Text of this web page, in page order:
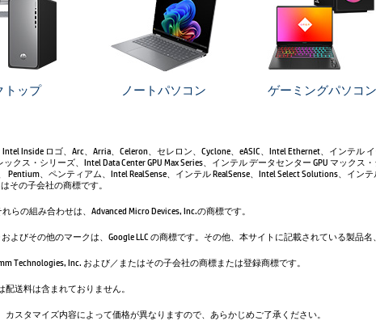
トップ ノートパソコン ゲーミングパソコン
Inside ロゴ、Arc、Arria、Celeron、セレロン、Cyclone、eASIC、Intel Ethernet、インテル
クス・シリーズ、Intel Data Center GPU Max Series、インテル データセンター GPU マック
、 Pentium、ペンティアム、Intel RealSense、インテル RealSense、Intel Select Solutions、イ
その子会社の商標です。
らの組み合わせは、Advanced Micro Devices, Inc.の商標です。
およびその他のマークは、Google LLC の商標です。その他、本サイトに記載されている製品
Technologies, Inc. および／またはその子会社の商標または登録商標です。
送料は含まれておりません。
スタマイズ内容によって価格が異なりますので、あらかじめご了承ください。